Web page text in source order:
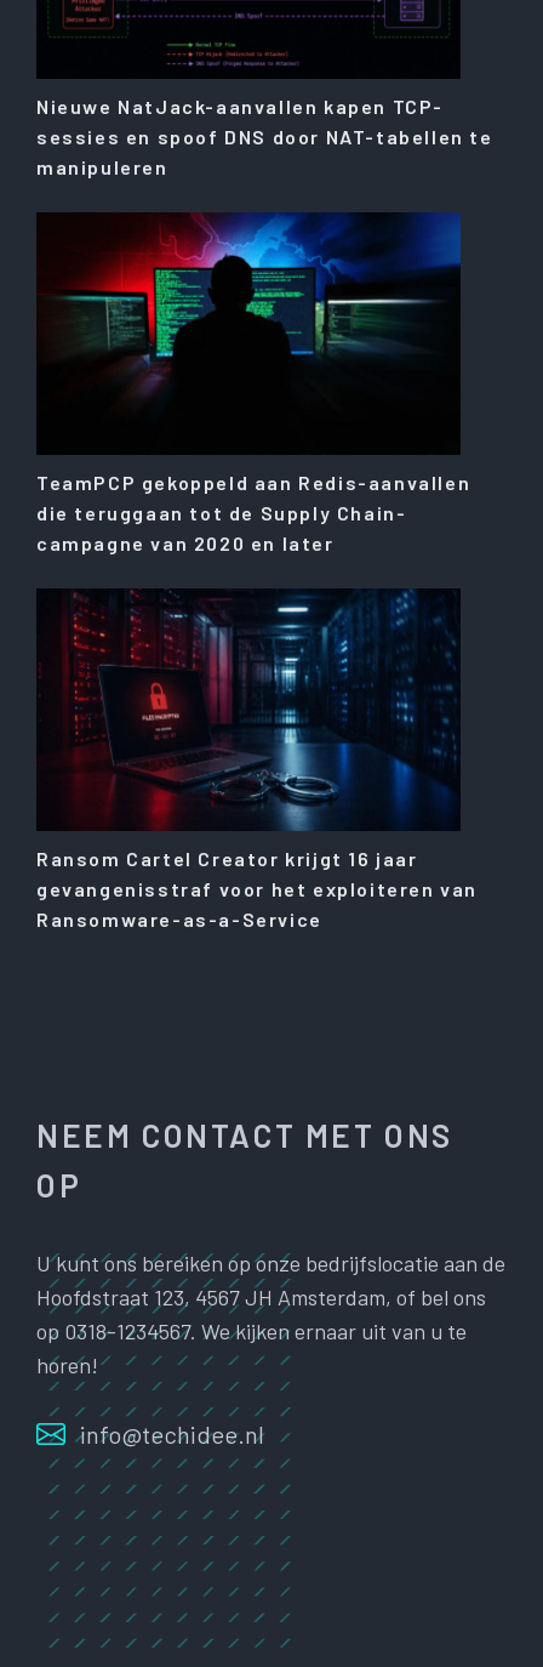
Nieuwe NatJack-aanvallen kapen TCP-
sessies en spoof DNS door NAT-tabellen te
manipuleren
TeamPCP gekoppeld aan Redis-aanvallen
die teruggaan tot de Supply Chain-
campagne van 2020 en later
Ransom Cartel Creator krijgt 16 jaar
gevangenisstraf voor het exploiteren van
Ransomware-as-a-Service
NEEM CONTACT MET ONS
OP
U kunt ons bereiken op onze bedrijfslocatie aan de
Hoofdstraat 123, 4567 JH Amsterdam, of bel ons
op 0318-1234567. We kijken ernaar uit van u te
horen!
info@techidee.nl